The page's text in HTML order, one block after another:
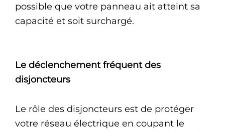
possible que votre panneau ait atteint sa
capacité et soit surchargé.
Le déclenchement fréquent des
disjoncteurs
Le rôle des disjoncteurs est de protéger
votre réseau électrique en coupant le